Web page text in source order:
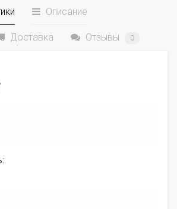
Описание
Доставка Отзывы 0